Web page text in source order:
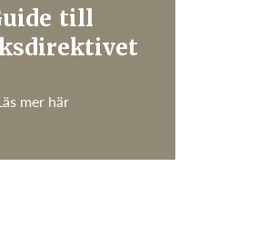
till
mer här